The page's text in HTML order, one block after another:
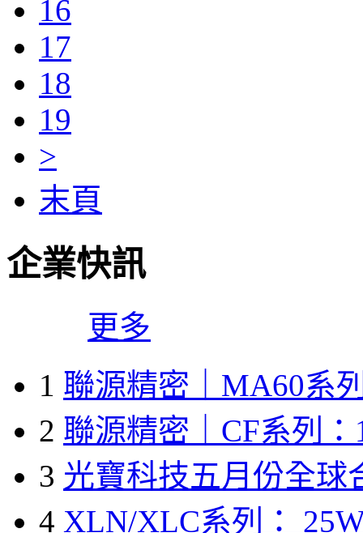
16
17
18
19
>
末頁
企業快訊
更多
1 聯源精密｜MA60系
2 聯源精密｜CF系列：
3 光寶科技五月份全球
4 XLN/XLC系列：